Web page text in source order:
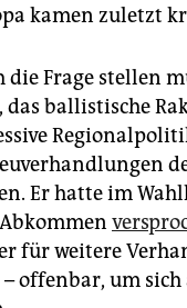
kamen zuletzt
Frage stellen
das ballistische
Er hatte im
für weitere
– offenbar, um